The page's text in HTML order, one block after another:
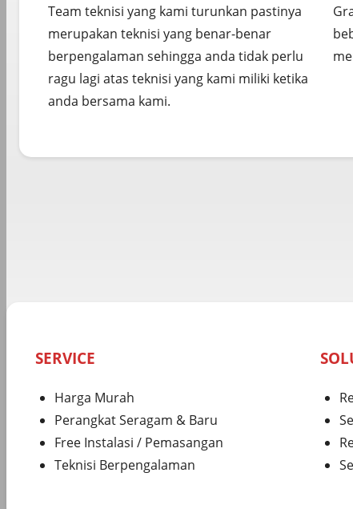
Team teknisi yang kami turunkan pastinya
merupakan teknisi yang benar-benar
berpengalaman sehingga anda tidak perlu
ragu lagi atas teknisi yang kami miliki ketika
anda bersama kami.
SERVICE
Harga Murah
Perangkat Seragam & Baru
Free Instalasi / Pemasangan
Teknisi Berpengalaman